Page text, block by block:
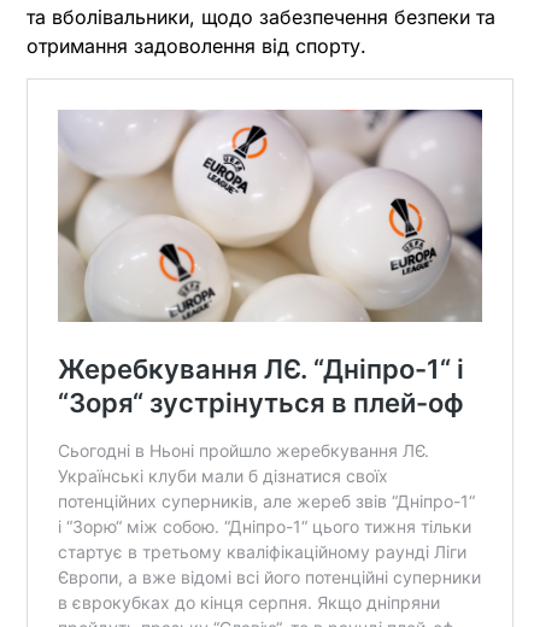
та вболівальники, щодо забезпечення безпеки та
отримання задоволення від спорту.